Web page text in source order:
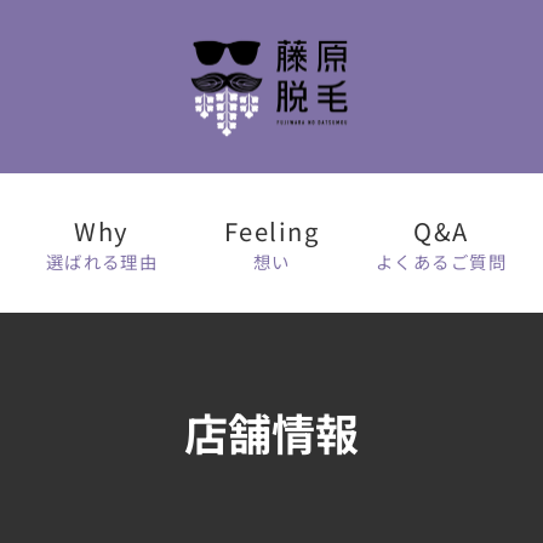
選ばれる理由 想い よくあるご質問
店舗情報